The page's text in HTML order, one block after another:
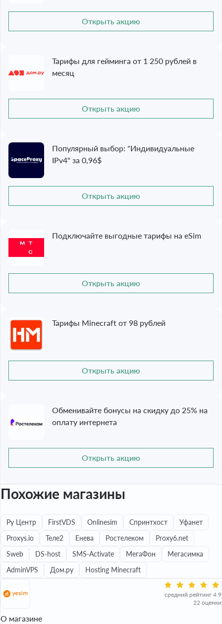
Открыть акцию
Тарифы для гейминга от 1 250 рублей в
месяц
Открыть акцию
Популярный выбор: "Индивидуальные
IPv4" за 0,96$
Открыть акцию
Подключайте выгодные тарифы на eSim
Открыть акцию
Тарифы Minecraft от 98 рублей
Открыть акцию
Обменивайте бонусы на скидку до 25% на
оплату интернета
Открыть акцию
Похожие магазины
Ру Центр FirstVDS Onlinesim Спринтхост
Уфанет
Proxys.io
Теле2 Енева Ростелеком
Proxy6.net
Sweb
DS-host SMS-Activate МегаФон
Мегасимка
AdminVPS
Дом.ру Hosting Minecraft
средний рейтинг 4.9
22 оценки
О магазине